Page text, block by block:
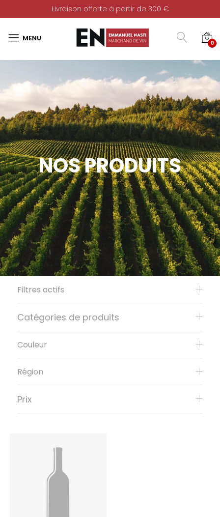
Livraison offerte à partir de 300 €
0
NOS PRODUITS
Filtres actifs
Catégories de produits
Couleur
Région
Prix